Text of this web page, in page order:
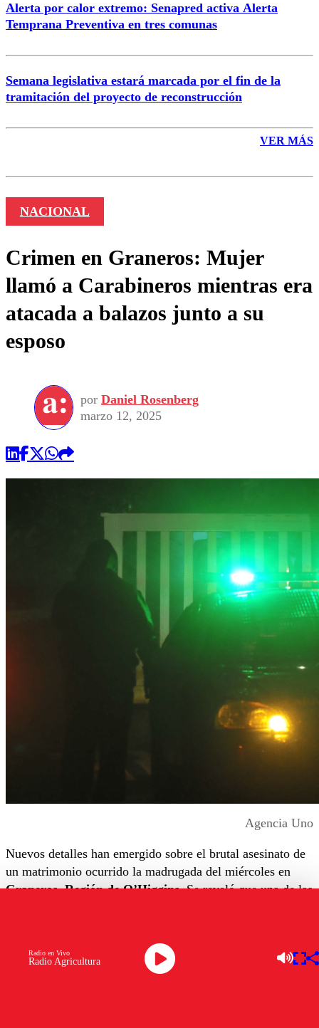
Alerta por calor extremo: Senapred activa Alerta
Temprana Preventiva en tres comunas
Semana legislativa estará marcada por el fin de la
tramitación del proyecto de reconstrucción
VER MÁS
NACIONAL
Crimen en Graneros: Mujer
llamó a Carabineros mientras era
atacada a balazos junto a su
esposo
por Daniel Rosenberg
marzo 12, 2025
Agencia Uno
Nuevos detalles han emergido sobre el brutal asesinato de
un matrimonio ocurrido la madrugada del miércoles en
Graneros, Región de O’Higgins. Se reveló que una de las
La desesperada llamada de auxilio
Radio Agricultura
Radio en Vivo